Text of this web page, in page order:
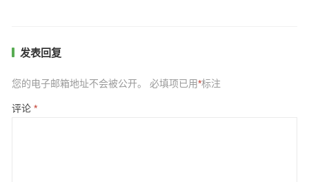
发表回复
您的电子邮箱地址不会被公开。 必填项已用*标注
评论 *